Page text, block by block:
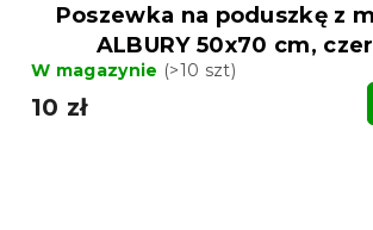
Poszewka na poduszkę z
ALBURY 50x70 cm,
W magazynie (>10 szt)
10 zł